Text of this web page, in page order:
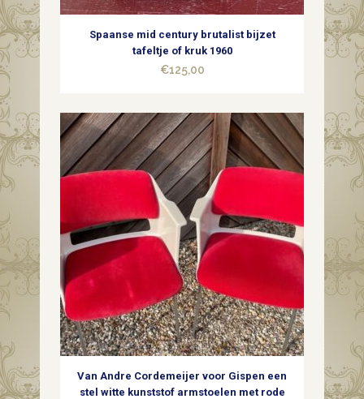
Spaanse mid century brutalist bijzet
tafeltje of kruk 1960
€125,00
Van Andre Cordemeijer voor Gispen een
stel witte kunststof armstoelen met rode